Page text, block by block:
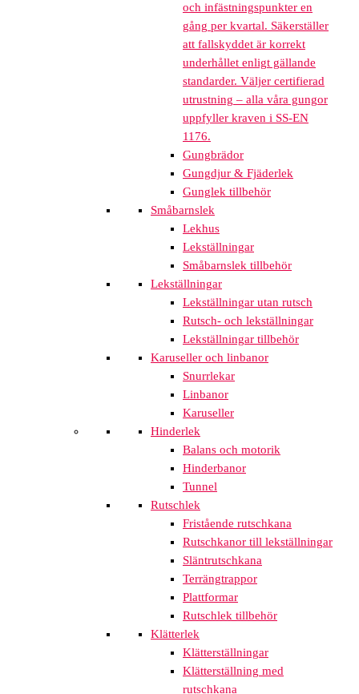
och infästningspunkter en
gång per kvartal. Säkerställer
att fallskyddet är korrekt
underhållet enligt gällande
standarder. Väljer certifierad
utrustning – alla våra gungor
uppfyller kraven i SS-EN
1176.
Gungbrädor
Gungdjur & Fjäderlek
Gunglek tillbehör
Småbarnslek
Lekhus
Lekställningar
Småbarnslek tillbehör
Lekställningar
Lekställningar utan rutsch
Rutsch- och lekställningar
Lekställningar tillbehör
Karuseller och linbanor
Snurrlekar
Linbanor
Karuseller
Hinderlek
Balans och motorik
Hinderbanor
Tunnel
Rutschlek
Fristående rutschkana
Rutschkanor till lekställningar
Släntrutschkana
Terrängtrappor
Plattformar
Rutschlek tillbehör
Klätterlek
Klätterställningar
Klätterställning med
rutschkana